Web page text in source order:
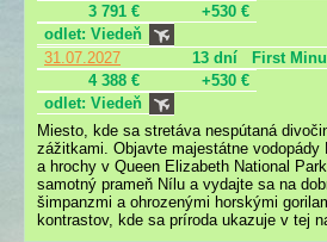
3 791 €
+530 €
odlet: Viedeň
31.07.2027
13 dní
First
4 388 €
+530 €
odlet: Viedeň
Miesto, kde sa stretáva nespútaná
zážitkami. Objavte majestátne vodopády
a hrochy v Queen Elizabeth National
samotný prameň Nílu a vydajte sa na
šimpanzmi a ohrozenými horskými
kontrastov, kde sa príroda ukazuje v tej